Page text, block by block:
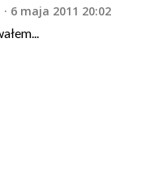
6 maja 2011 20:02